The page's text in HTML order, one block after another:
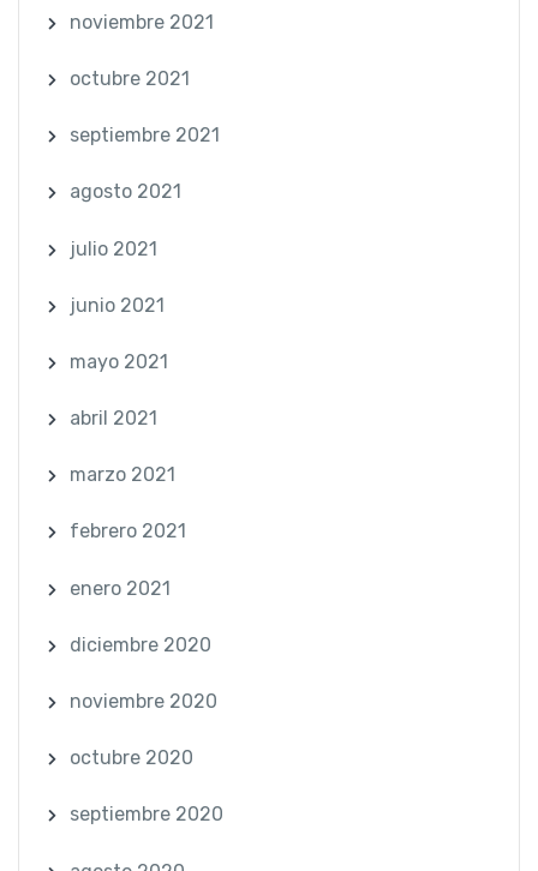
noviembre 2021
octubre 2021
septiembre 2021
agosto 2021
julio 2021
junio 2021
mayo 2021
abril 2021
marzo 2021
febrero 2021
enero 2021
diciembre 2020
noviembre 2020
octubre 2020
septiembre 2020